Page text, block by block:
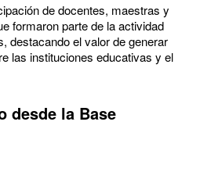
de docentes, maestras y
formaron parte de la actividad
destacando el valor de generar
las instituciones educativas y el
desde la Base